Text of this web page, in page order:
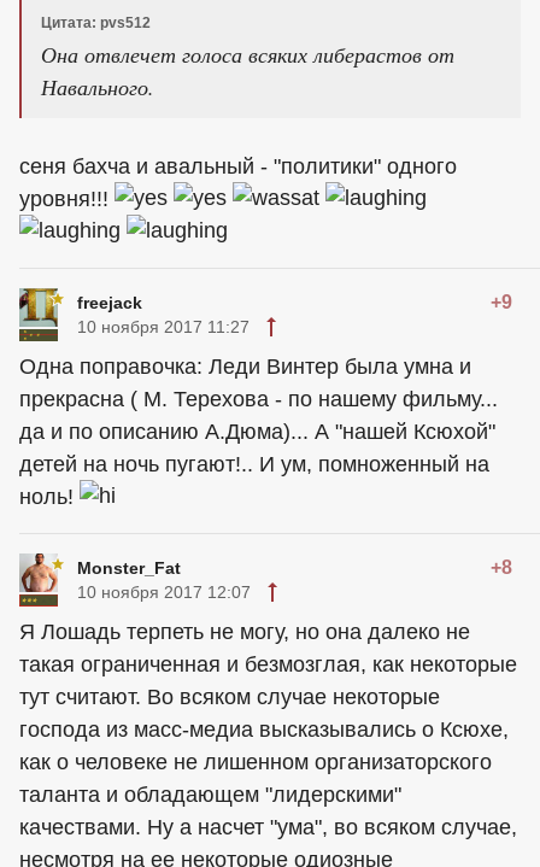
Цитата: pvs512
Она отвлечет голоса всяких либерастов от
Навального.
сеня бахча и авальный - "политики" одного
уровня!!!
freejack +9
10 ноября 2017 11:27
Одна поправочка: Леди Винтер была умна и
прекрасна ( М. Терехова - по нашему фильму...
да и по описанию А.Дюма)... А "нашей Ксюхой"
детей на ночь пугают!.. И ум, помноженный на
ноль!
Monster_Fat +8
10 ноября 2017 12:07
Я Лошадь терпеть не могу, но она далеко не
такая ограниченная и безмозглая, как некоторые
тут считают. Во всяком случае некоторые
господа из масс-медиа высказывались о Ксюхе,
как о человеке не лишенном организаторского
таланта и обладающем "лидерскими"
качествами. Ну а насчет "ума", во всяком случае,
несмотря на ее некоторые одиозные